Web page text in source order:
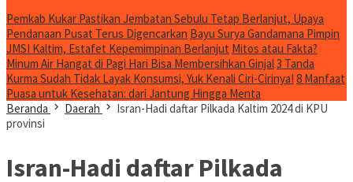
Pemkab Kukar Pastikan Jembatan Sebulu Tetap Berlanjut, Upaya
Pendanaan Pusat Terus Digencarkan Bayu Surya Gandamana Pimpin
JMSI Kaltim, Estafet Kepemimpinan Berlanjut Mitos atau Fakta?
Minum Air Hangat di Pagi Hari Bisa Membersihkan Ginjal3 Tanda
Kurma Sudah Tidak Layak Konsumsi, Yuk Kenali Ciri-Cirinya! 8 Manfaat
Puasa untuk Kesehatan: dari Jantung Hingga Menta
Beranda
Daerah
Isran-Hadi daftar Pilkada Kaltim 2024 di KPU
provinsi
Isran-Hadi daftar Pilkada